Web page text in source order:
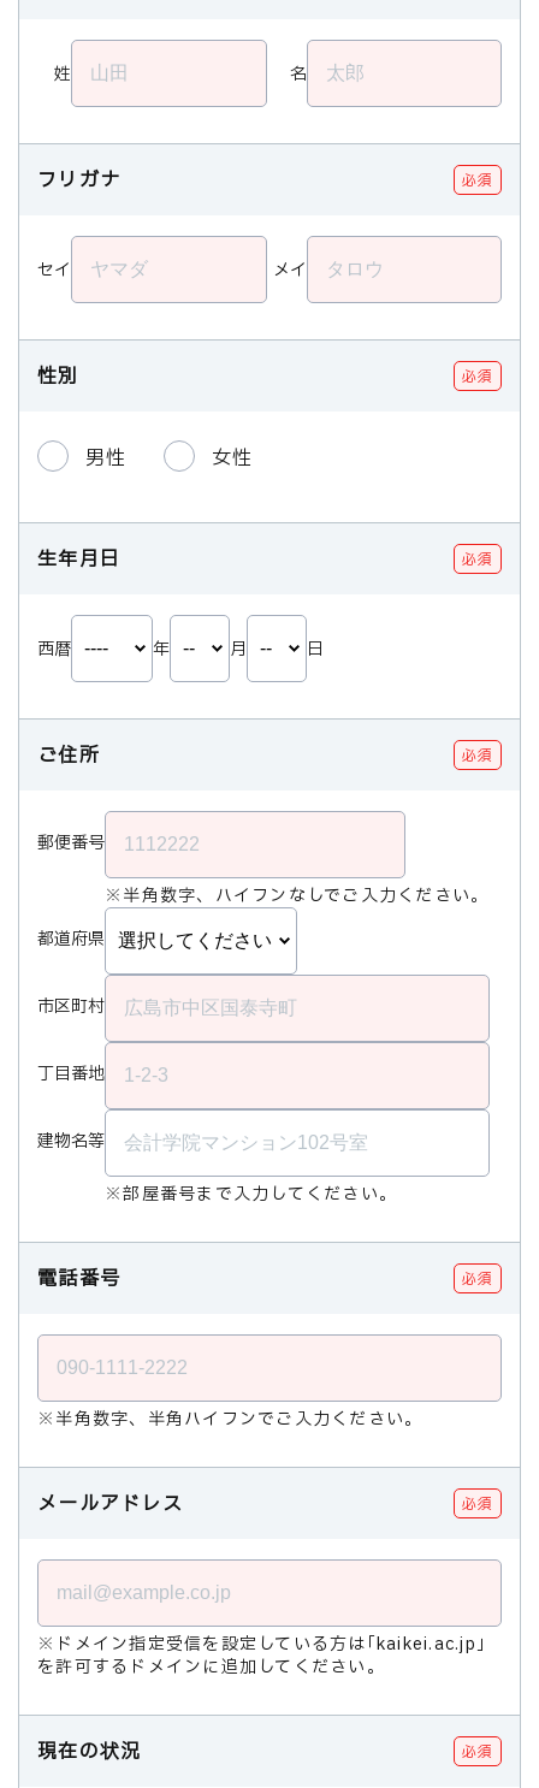
姓 名
フリガナ 必須
セイ メイ
性別 必須
男性 女性
生年月日 必須
西暦 年 月 日
ご住所 必須
郵便番号
※半角数字、ハイフンなしでご入力ください。
都道府県
市区町村
丁目番地
建物名等
※部屋番号まで入力してください。
電話番号 必須
※半角数字、半角ハイフンでご入力ください。
メールアドレス 必須
※ドメイン指定受信を設定している方は｢kaikei.ac.jp｣
を許可するドメインに追加してください。
現在の状況 必須